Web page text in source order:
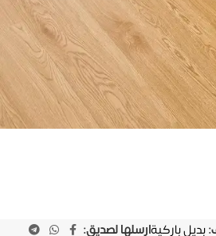
بديل باركيةارسلها لصديق: